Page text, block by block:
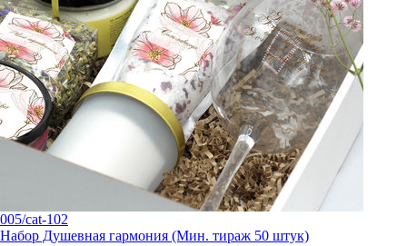
005/cat-102
Набор Душевная гармония (Мин. тираж 50 штук)